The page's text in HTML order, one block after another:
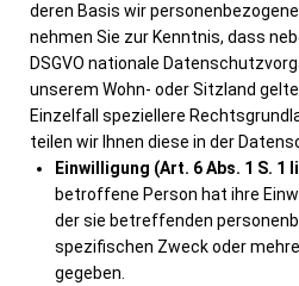
deren Basis wir
nehmen Sie zur Kenntnis, dass
DSGVO nationale
unserem Wohn- oder Sitzland
Einzelfall speziellere
teilen wir Ihnen diese in der
Einwilligung (Art. 6 Abs. 1 S. 1
betroffene Person hat ihre
der sie betreffenden
spezifischen Zweck oder
gegeben.